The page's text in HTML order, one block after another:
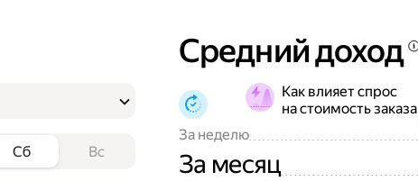
Сб Вс
Средний доход
Как влияет спрос
на стоимость заказа
За неделю
За месяц